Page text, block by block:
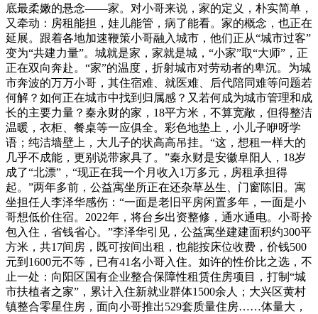
底最柔嫩的悬念——家。对小哥来说，家的定义，朴实简单，
又牵动：房租能担，娃儿能管，病了能看。家的概念，也正在
延展。跟着各地加速鞭策小哥融入城市，他们正从“城市过客”
变为“共建力量”。城就是家，家就是城，“小家”取“大师”，正
正在双向奔赴。“家”的温度，折射城市对劳动者的卑沉。为城
市奔波的万万小哥，其住宿难、就医难、后代陪同难等问题若
何解？如何正在城市中找到归属感？又若何成为城市管理和成
长的主要力量？秦永财的家，18平方米，不算宽敞，但得整洁
温暖，衣柜、餐桌等一应俱全。彩色地垫上，小儿子咿呀学
语；纯洁墙壁上，大儿子的状高高吊挂。“这，想租一样大的
几乎不成能，更别说带家具了。”秦永财是安徽阜阳人，18岁
成了“北漂”，“现正在我一个月收入1万多元，房租承担得
起。”两年多前，公益寓坐所正在还杂草丛生、门窗陈旧。寓
坐担任人李泽华感伤：“一面是老旧平房闲置多年，一面是小
哥想低价住宿。2022年，将台乡出资整修，通水通电。小哥拎
包入住，省钱省心。”李泽华引见，公益寓坐建建面积约300平
方米，共17间房，既可按间出租，也能按床位收费，价钱500
元到1600元不等，已有41名小哥入住。如许的性价比之选，不
止一处：向阳区国有企业整合保障性租赁住房项目，打制“城
市扶植者之家”，累计入住新就业群体1500余人；大兴区黄村
镇整合零星住房，面向小哥推出529套质量住房……体量大，